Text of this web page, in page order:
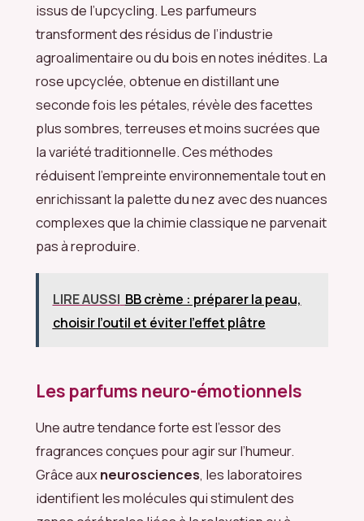
issus de l’upcycling. Les parfumeurs
transforment des résidus de l’industrie
agroalimentaire ou du bois en notes inédites. La
rose upcyclée, obtenue en distillant une
seconde fois les pétales, révèle des facettes
plus sombres, terreuses et moins sucrées que
la variété traditionnelle. Ces méthodes
réduisent l’empreinte environnementale tout en
enrichissant la palette du nez avec des nuances
complexes que la chimie classique ne parvenait
pas à reproduire.
LIRE AUSSI BB crème : préparer la peau,
choisir l’outil et éviter l’effet plâtre
Les parfums neuro-émotionnels
Une autre tendance forte est l’essor des
fragrances conçues pour agir sur l’humeur.
Grâce auxneurosciences, les laboratoires
identifient les molécules qui stimulent des